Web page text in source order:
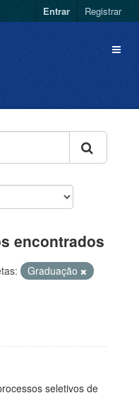
Entrar Registrar
encontrados
Graduação
seletivos de